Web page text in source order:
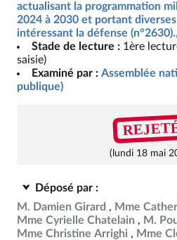
actualisant la programmation
2024 à 2030 et portant
intéressant la défense
Stade de lecture : 1ère
saisie)
Examiné par : Assemblée
publique)
(lundi 18 mai
Déposé par :
M. Damien Girard
Mme
Mme Cyrielle Chatelain
M.
Mme Christine Arrighi
Mme